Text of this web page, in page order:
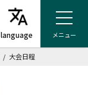
メニュー
/ 大会日程